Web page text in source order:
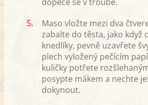
5.
Maso vložte mezi dva
zabalte do těsta, jako když
knedlíky, pevně uzavřete
plech vyložený pečícím
kuličky potřete
posypte mákem a nechte
dokynout.